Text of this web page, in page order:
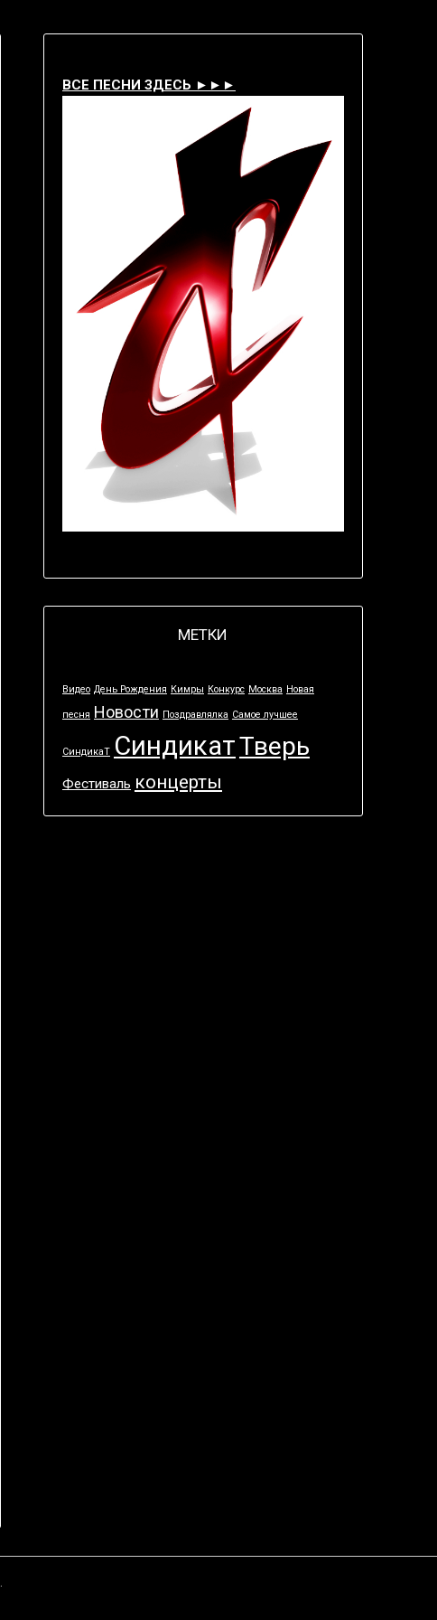
ВСЕ ПЕСНИ ЗДЕСЬ ►►►
МЕТКИ
Видео День Рождения Кимры Конкурс Москва Новая
песня Новости Поздравлялка Самое лучшее
СиндикаТ СиндикатТверь
Фестиваль концерты